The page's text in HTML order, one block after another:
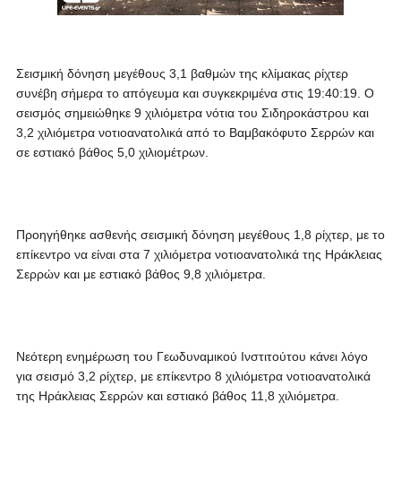
Σεισμική δόνηση μεγέθους 3,1 βαθμών της κλίμακας ρίχτερ
συνέβη σήμερα το απόγευμα και συγκεκριμένα στις 19:40:19. Ο
σεισμός σημειώθηκε 9 χιλιόμετρα νότια του Σιδηροκάστρου και
3,2 χιλιόμετρα νοτιοανατολικά από το Βαμβακόφυτο Σερρών και
σε εστιακό βάθος 5,0 χιλιομέτρων.
Προηγήθηκε ασθενής σεισμική δόνηση μεγέθους 1,8 ρίχτερ, με το
επίκεντρο να είναι στα 7 χιλιόμετρα νοτιοανατολικά της Ηράκλειας
Σερρών και με εστιακό βάθος 9,8 χιλιόμετρα.
Νεότερη ενημέρωση του Γεωδυναμικού Ινστιτούτου κάνει λόγο
για σεισμό 3,2 ρίχτερ, με επίκεντρο 8 χιλιόμετρα νοτιοανατολικά
της Ηράκλειας Σερρών και εστιακό βάθος 11,8 χιλιόμετρα.